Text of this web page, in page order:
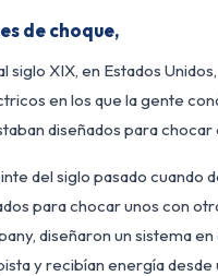
de choque,
siglo XIX, en Estados
en los que la gente
diseñados para
del siglo pasado cuando
para chocar unos con
diseñaron un sistema
y recibían energía